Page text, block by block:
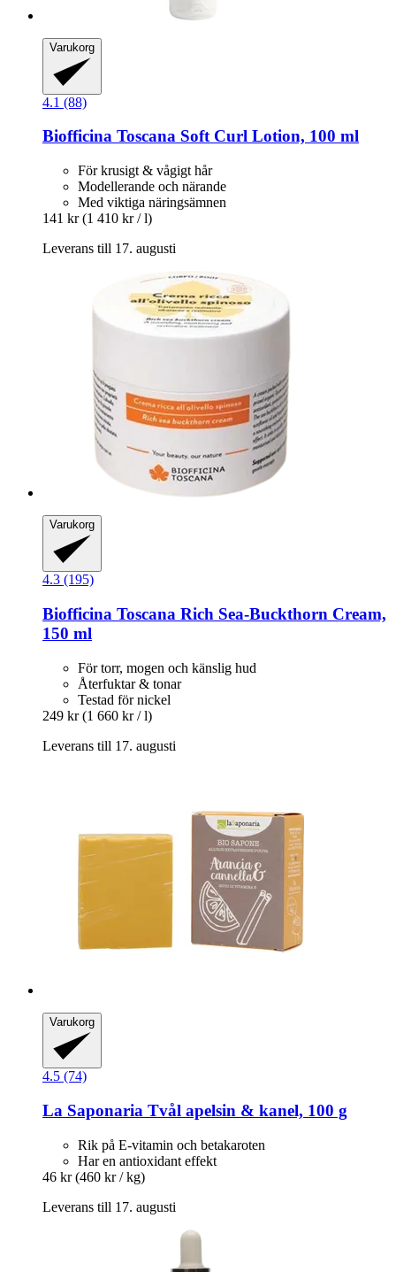
Varukorg
4.1 (88)
Biofficina Toscana Soft Curl Lotion, 100 ml
För krusigt & vågigt hår
Modellerande och närande
Med viktiga näringsämnen
141 kr (1 410 kr / l)
Leverans till 17. augusti
Varukorg
4.3 (195)
Biofficina Toscana Rich Sea-​Buckthorn Cream,
150 ml
För torr, mogen och känslig hud
Återfuktar & tonar
Testad för nickel
249 kr (1 660 kr / l)
Leverans till 17. augusti
Varukorg
4.5 (74)
La Saponaria Tvål apelsin & kanel, 100 g
Rik på E-vitamin och betakaroten
Har en antioxidant effekt
46 kr (460 kr / kg)
Leverans till 17. augusti